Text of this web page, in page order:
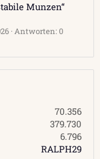
Munzen“
Antworten: 0
70.356
379.730
6.796
RALPH29